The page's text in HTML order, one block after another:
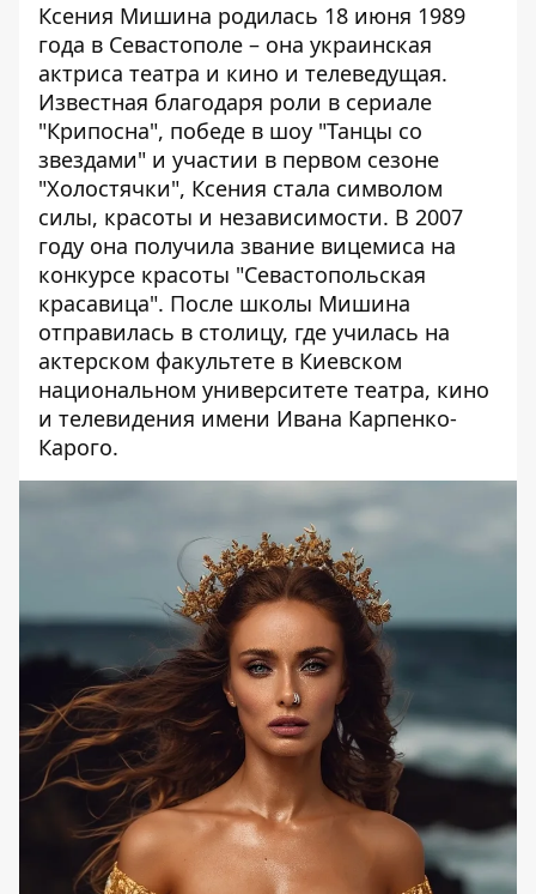
Ксения Мишина родилась 18 июня 1989
года в Севастополе – она украинская
актриса театра и кино и телеведущая.
Известная благодаря роли в сериале
"Крипосна", победе в шоу "Танцы со
звездами" и участии в первом сезоне
"Холостячки", Ксения стала символом
силы, красоты и независимости. В 2007
году она получила звание вицемиса на
конкурсе красоты "Севастопольская
красавица". После школы Мишина
отправилась в столицу, где училась на
актерском факультете в Киевском
национальном университете театра, кино
и телевидения имени Ивана Карпенко-
Карого.